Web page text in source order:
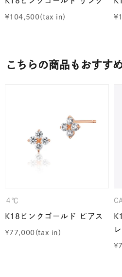
¥104,500 ¥
こちらの商品もおすす
４℃
K18ピンクゴールド ピアス
¥77,000
¥